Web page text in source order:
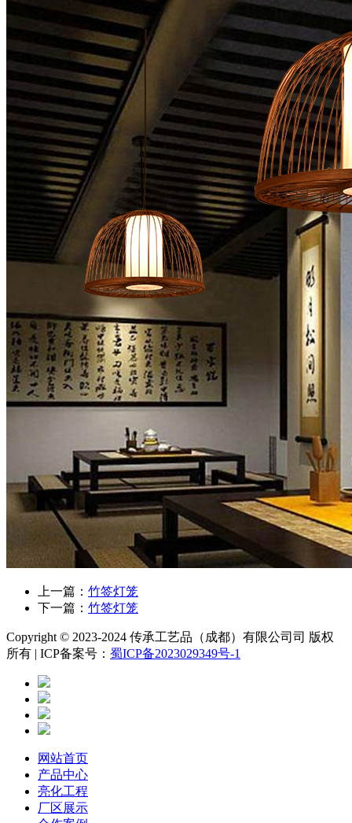
上一篇： 竹签灯笼
下一篇： 竹签灯笼
Copyright © 2023-2024 传承工艺品（成都）有限公司司 版权
所有 | ICP备案号： 蜀ICP备2023029349号-1
网站首页
产品中心
亮化工程
厂区展示